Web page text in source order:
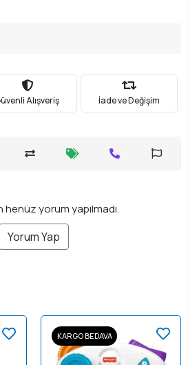
Alışveriş İade ve Değişim
henüz yorum yapılmadı.
Yorum Yap
KARGO BEDAVA